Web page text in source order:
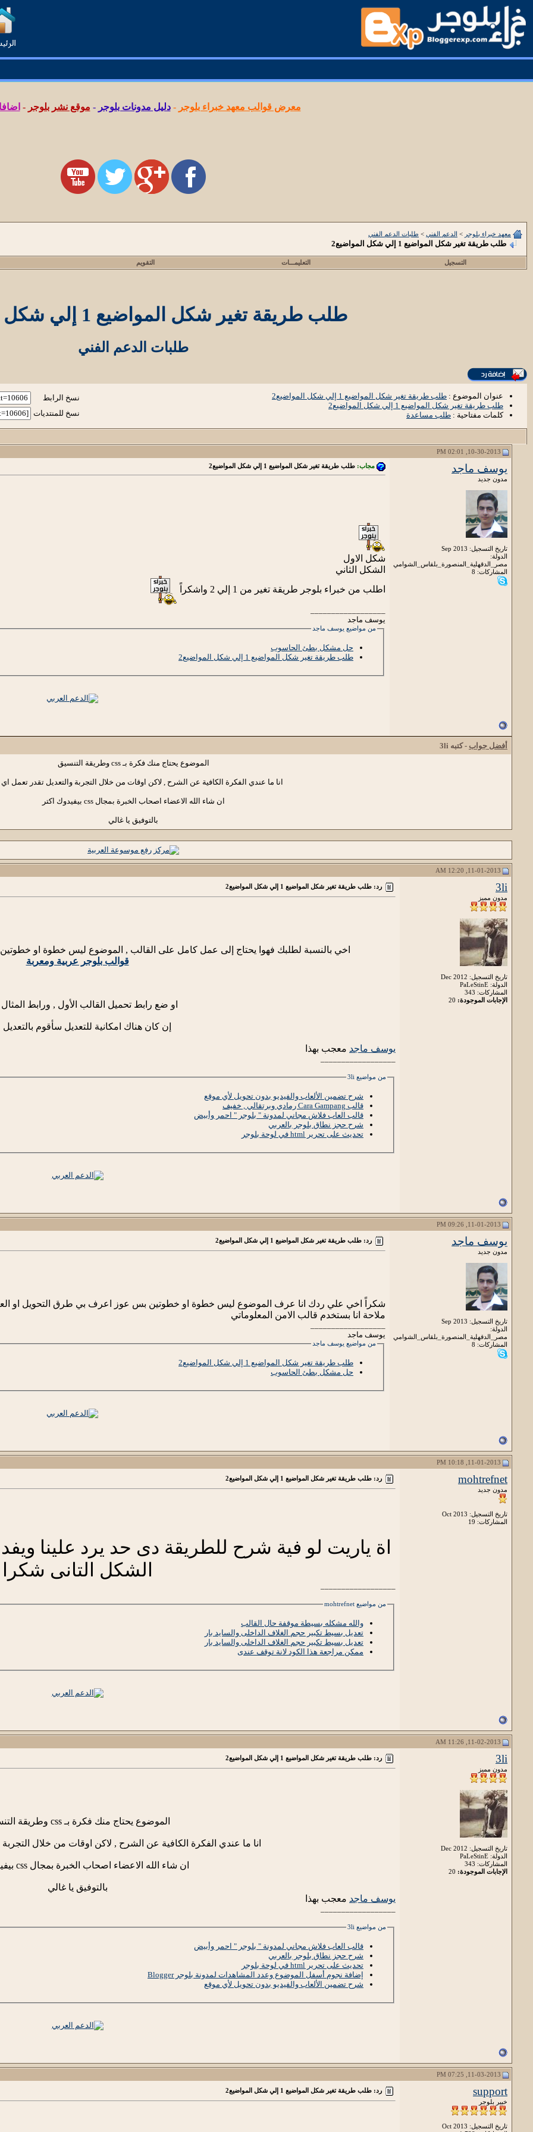
معرض قوالب معهد خبراء بلوجر -دليل مدونات بلوجر - موقع نشر بلوجر -
معهد خبراء بلوجر > الدعم الفني > طلبات الدعم الفني
طلب طريقة تغير شكل المواضيع 1 إلي شكل المواضيع2
التسجيل التعليمـــات التقويم
طلب طريقة تغير شكل المواضيع 1 إلي شكل المواضيع2
طلبات الدعم الفني
عنوان الموضوع : طلب طريقة تغير شكل المواضيع 1 إلي شكل المواضيع2
طلب طريقة تغير شكل المواضيع 1 إلي شكل المواضيع2
كلمات مفتاحية : طلب مساعدة
نسخ الرابط
نسخ للمنتديات
يوسف ماجد
مدون جديد
تاريخ التسجيل: Sep 2013
الدولة:
مصر_الدقهلية_المنصورة_بلقاس_الشوامي
المشاركات: 8
مجاب: طلب طريقة تغير شكل المواضيع 1 إلي شكل المواضيع2
شكل الاول
الشكل الثاني
اطلب من خبراء بلوجر طريقة تغير من 1 إلي 2 واشكراً
يوسف ماجد
من مواضيع يوسف ماجد
حل مشكل بطئ الحاسوب
طلب طريقة تغير شكل المواضيع 1 إلي شكل المواضيع2
أفضل جواب - كتبه 3li
الموضوع يحتاج منك فكرة بـ css وطريقة التنسيق
انا ما عندي الفكرة الكافية عن الشرح , لاكن اوقات من خلال التجربة والتعديل تقدر تعمل
ان شاء الله الاعضاء اصحاب الخبرة بمجال css بيفيدوك اكتر
بالتوفيق يا غالي
3li
مدون مميز
تاريخ التسجيل: Dec 2012
الدولة: PaLeStinE
المشاركات: 343
الإجابات الموجودة:
رد: طلب طريقة تغير شكل المواضيع 1 إلي شكل المواضيع2
اخي بالنسبة لطلبك فهوا يحتاج إلى عمل كامل على القالب , الموضوع ليس خطوة او خطوتين
قوالب بلوجر عربية ومعربة
او ضع رابط تحميل القالب الأول , ورابط المثال
إن كان هناك امكانية للتعديل سأقوم بالتعديل
يوسف ماجد معجب بهذا
من مواضيع 3li
شرح تضمين الألعاب والفيديو بدون تحويل لأي موقع
قالب Cara Gampang رمادي وبرتقالي , خفيف
قالب العاب فلاش مجاني لمدونة " بلوجر " احمر وأبيض
شرح حجز نطاق بلوجر بالعربي
تحديث على تحرير html في لوحة بلوجر
يوسف ماجد
مدون جديد
تاريخ التسجيل: Sep 2013
الدولة:
مصر_الدقهلية_المنصورة_بلقاس_الشوامي
المشاركات: 8
رد: طلب طريقة تغير شكل المواضيع 1 إلي شكل المواضيع2
شكراً اخي علي ردك انا عرف الموضوع ليس خطوة او خطوتين بس عوز اعرف بي طرق التحويل او
ملاحة انا بستخدم قالب الامن المعلوماتي
يوسف ماجد
من مواضيع يوسف ماجد
طلب طريقة تغير شكل المواضيع 1 إلي شكل المواضيع2
حل مشكل بطئ الحاسوب
mohtrefnet
مدون جديد
تاريخ التسجيل: Oct 2013
المشاركات: 19
رد: طلب طريقة تغير شكل المواضيع 1 إلي شكل المواضيع2
اة ياريت لو فية شرح للطريقة دى حد يرد علينا
الشكل التانى شكرا
من مواضيع mohtrefnet
والله مشكله بسيطة موقفة حال القالب
تعديل بسيط تكبير حجم الغلاف الداخلى والسايد بار
تعديل بسيط تكبير حجم الغلاف الداخلى والسايد بار
ممكن مراجعة هذا الكود لانة توقف عندى
3li
مدون مميز
تاريخ التسجيل: Dec 2012
الدولة: PaLeStinE
المشاركات: 343
الإجابات الموجودة:
رد: طلب طريقة تغير شكل المواضيع 1 إلي شكل المواضيع2
الموضوع يحتاج منك فكرة بـ css وطريقة التنسيق
انا ما عندي الفكرة الكافية عن الشرح , لاكن اوقات من خلال
ان شاء الله الاعضاء اصحاب الخبرة بمجال css بيفيدوك اكتر
بالتوفيق يا غالي
يوسف ماجد معجب بهذا
من مواضيع 3li
قالب العاب فلاش مجاني لمدونة " بلوجر " احمر وأبيض
شرح حجز نطاق بلوجر بالعربي
تحديث على تحرير html في لوحة بلوجر
إضافة نجوم أسفل الموضوع وعدد المشاهدات لمدونة بلوجر Blogger
شرح تضمين الألعاب والفيديو بدون تحويل لأي موقع
support
خبير بلوجر
تاريخ التسجيل: Oct 2013
رد: طلب طريقة تغير شكل المواضيع 1 إلي شكل المواضيع2